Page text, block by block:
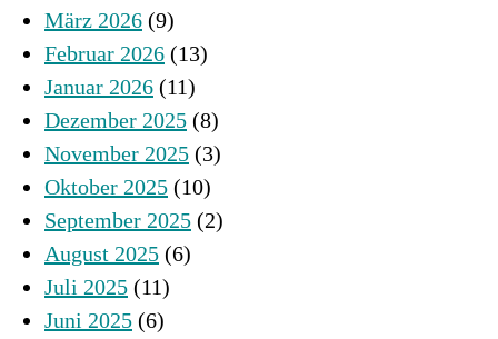
März 2026 (9)
Februar 2026 (13)
Januar 2026 (11)
Dezember 2025 (8)
November 2025 (3)
Oktober 2025 (10)
September 2025 (2)
August 2025 (6)
Juli 2025 (11)
Juni 2025 (6)